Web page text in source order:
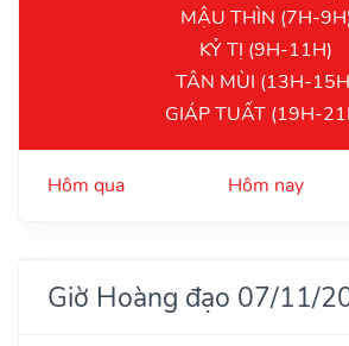
MẬU THÌN (7H-
KỶ TỊ (9H-11H)
TÂN MÙI (13H-
GIÁP TUẤT (19H-
Hôm qua Hôm nay
Giờ Hoàng đạo 07/11/